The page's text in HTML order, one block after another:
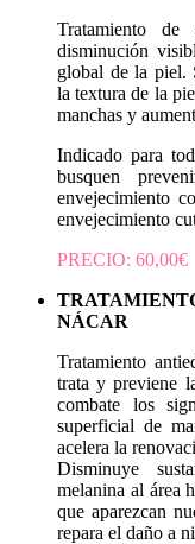
Tratamiento de
disminución
global de la piel.
la textura de la
manchas y
Indicado para
busquen
envejecimiento
envejecimiento
PRECIO: 60,00€
NÁCAR
Tratamiento
trata y previene
combate los
superficial de
acelera la
Disminuye
melanina al área
que aparezcan
repara el daño a